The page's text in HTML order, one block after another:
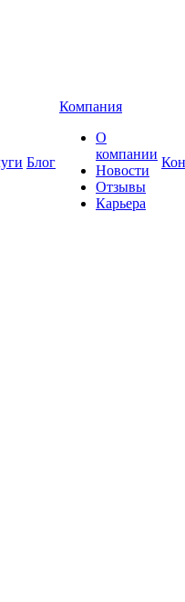
Блог
Компания
О
компании
Новости
Отзывы
Карьера